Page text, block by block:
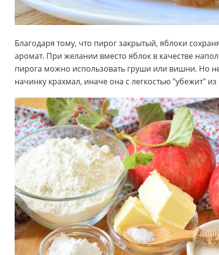
Благодаря тому, что пирог закрытый, яблоки
аромат. При желании вместо яблок в качестве
пирога можно использовать груши или вишни. Но
начинку крахмал, иначе она с легкостью "убежит"